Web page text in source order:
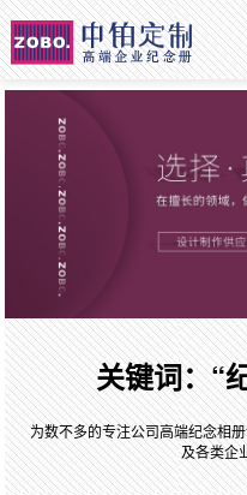
关键词：“
为数不多的专注公司高端纪念相
及各类企